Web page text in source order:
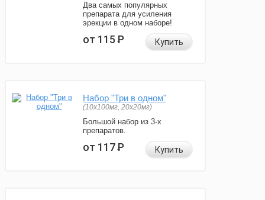
Два самых популярных
препарата для усиления
эрекции в одном наборе!
от 115Р Купить
Набор "Три в одном"
(10x100мг, 20x20мг)
Большой набор из 3-х
препаратов.
от 117Р Купить